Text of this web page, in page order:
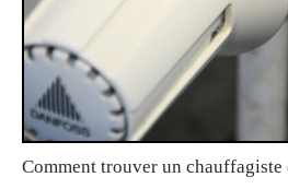
Comment trouver un chauffagiste